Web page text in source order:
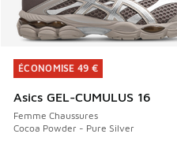
ÉCONOMISE 49 €
Asics GEL-CUMULUS 16
Femme Chaussures
Cocoa Powder - Pure Silver
ÉCONOMISE 49 €